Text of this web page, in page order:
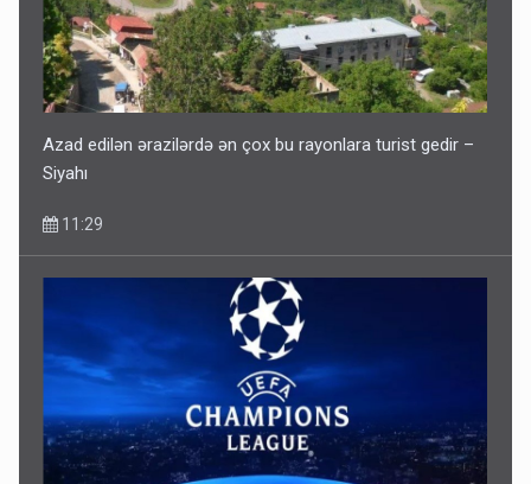
Gedişi var, dönüşü yox: Bakı-Tbilisi-Bakı qatarına bilet
satışından böyük narazılıq
7 Avqust 23:17
Geri çağırılan səfir Abel Məhərrəmovun oğludur - DOSYE
7 Avqust 14:07
Azad edilən ərazilərdə ən çox bu rayonlara turist gedir –
Siyahı
11:29